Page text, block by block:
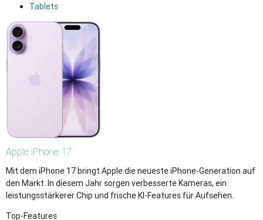
Tablets
Apple iPhone 17
Mit dem iPhone 17 bringt Apple die neueste iPhone-Generation auf
den Markt. In diesem Jahr sorgen verbesserte Kameras, ein
leistungsstärkerer Chip und frische KI-Features für Aufsehen.
Top-Features